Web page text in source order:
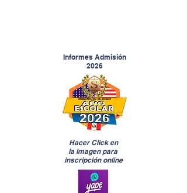
Informes Admisión
2026
Hacer Click en
la Imagen para
inscripción online